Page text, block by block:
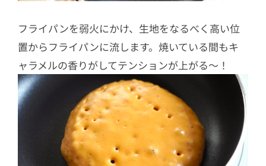
フライパンを弱火にかけ、生地をなるべく高い位
置からフライパンに流します。焼いている間もキ
ャラメルの香りがしてテンションが上がる〜！